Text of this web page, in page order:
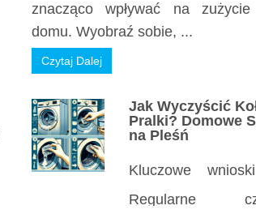
znacząco wpływać na
domu. Wyobraź sobie, ...
Czytaj Dalej
Jak Wyczyścić
Pralki? Domowe
na Pleśń
Kluczowe
Regularne